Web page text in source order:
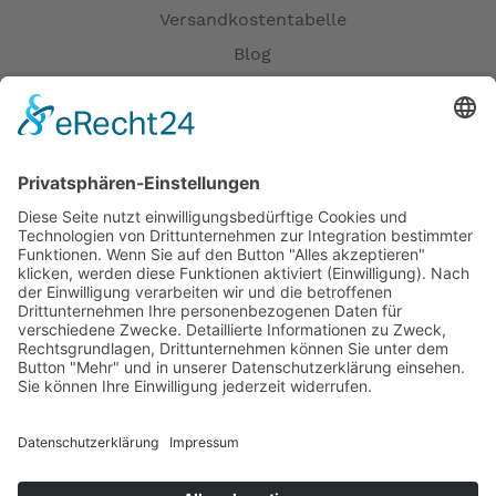
Versandkostentabelle
Blog
Versandpartner
Zahlung und Versand
Öffnungszeiten
Verfügbarkeit
Größenrechner (Umlaufmaß)
Datenschutz
Fernabsatz